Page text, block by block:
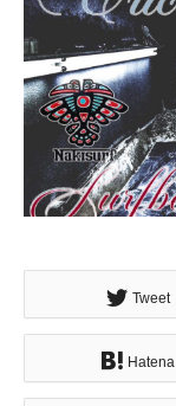
Tweet
Hatena